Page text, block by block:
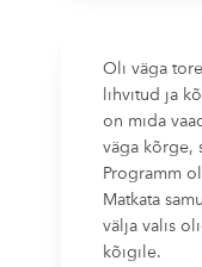
Oli väga
lihvitud ja
on mida
väga kõrge,
Programm
Matkata
välja valis
kõigile.